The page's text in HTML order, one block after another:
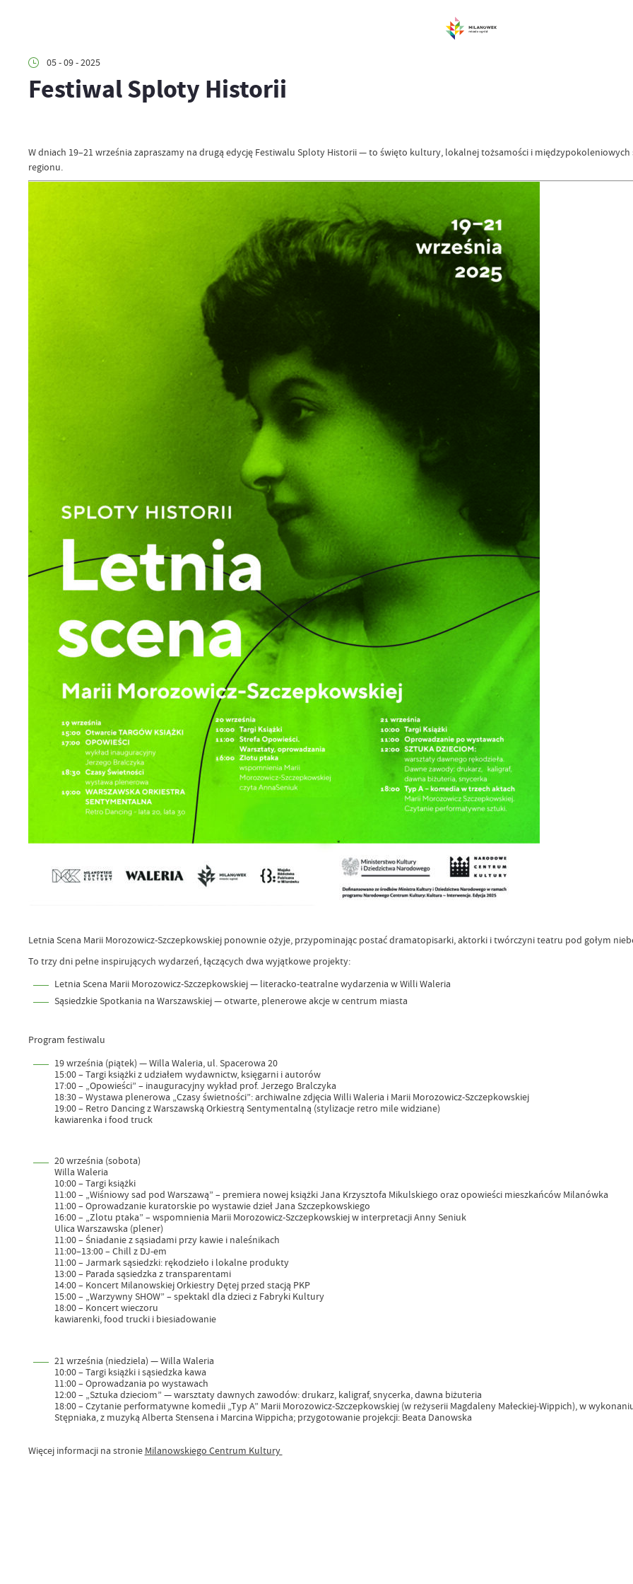
05 - 09 - 2025
Festiwal Sploty Historii
W dniach 19–21 września zapraszamy na drugą edycję Festiwalu Sploty Historii — to święto kultury, lokalnej tożsamości i międzypokoleniowych
regionu.
Letnia Scena Marii Morozowicz-Szczepkowskiej ponownie ożyje, przypominając postać dramatopisarki, aktorki i twórczyni teatru pod gołym
To trzy dni pełne inspirujących wydarzeń, łączących dwa wyjątkowe projekty:
Letnia Scena Marii Morozowicz-Szczepkowskiej — literacko-teatralne wydarzenia w Willi Waleria
Sąsiedzkie Spotkania na Warszawskiej — otwarte, plenerowe akcje w centrum miasta
Program festiwalu
19 września (piątek) — Willa Waleria, ul. Spacerowa 20
15:00 – Targi książki z udziałem wydawnictw, księgarni i autorów
17:00 – „Opowieści” – inauguracyjny wykład prof. Jerzego Bralczyka
18:30 – Wystawa plenerowa „Czasy świetności”: archiwalne zdjęcia Willi Waleria i Marii Morozowicz-Szczepkowskiej
19:00 – Retro Dancing z Warszawską Orkiestrą Sentymentalną (stylizacje retro mile widziane)
kawiarenka i food truck
20 września (sobota)
Willa Waleria
10:00 – Targi książki
11:00 – „Wiśniowy sad pod Warszawą” – premiera nowej książki Jana Krzysztofa Mikulskiego oraz opowieści mieszkańców Milanówka
11:00 – Oprowadzanie kuratorskie po wystawie dzieł Jana Szczepkowskiego
16:00 – „Zlotu ptaka” – wspomnienia Marii Morozowicz-Szczepkowskiej w interpretacji Anny Seniuk
Ulica Warszawska (plener)
11:00 – Śniadanie z sąsiadami przy kawie i naleśnikach
11:00–13:00 – Chill z DJ-em
11:00 – Jarmark sąsiedzki: rękodzieło i lokalne produkty
13:00 – Parada sąsiedzka z transparentami
14:00 – Koncert Milanowskiej Orkiestry Dętej przed stacją PKP
15:00 – „Warzywny SHOW” – spektakl dla dzieci z Fabryki Kultury
18:00 – Koncert wieczoru
kawiarenki, food trucki i biesiadowanie
21 września (niedziela) — Willa Waleria
10:00 – Targi książki i sąsiedzka kawa
11:00 – Oprowadzania po wystawach
12:00 – „Sztuka dzieciom” — warsztaty dawnych zawodów: drukarz, kaligraf, snycerka, dawna biżuteria
18:00 – Czytanie performatywne komedii „Typ A” Marii Morozowicz-Szczepkowskiej (w reżyserii Magdaleny Małeckiej-Wippich), w
Stępniaka, z muzyką Alberta Stensena i Marcina Wippicha; przygotowanie projekcji: Beata Danowska
Więcej informacji na stronie Milanowskiego Centrum Kultury